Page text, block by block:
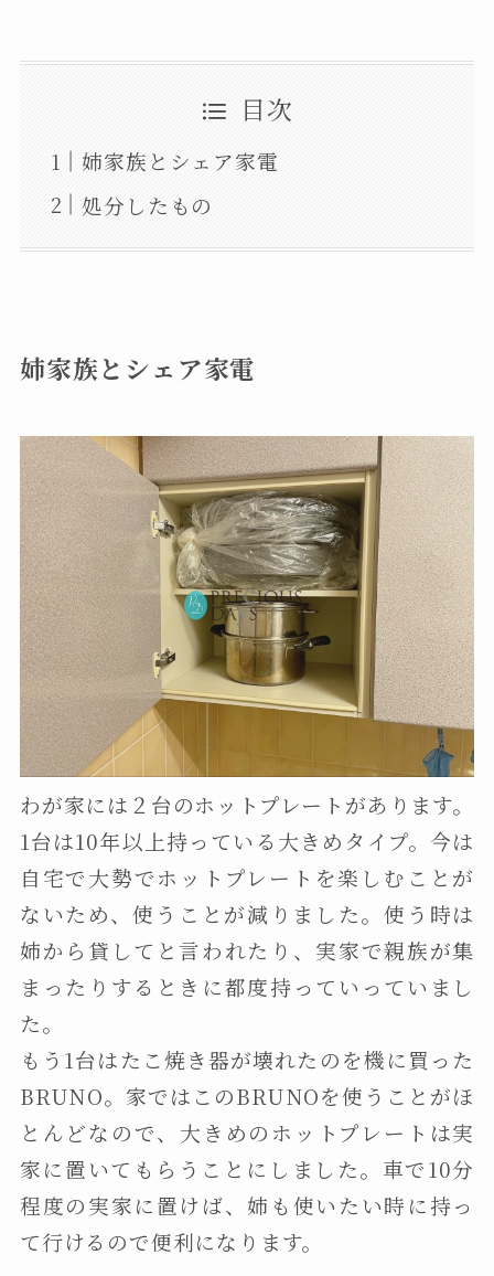
目次
姉家族とシェア家電
処分したもの
姉家族とシェア家電
わが家には２台のホットプレートがあります。
1台は10年以上持っている大きめタイプ。今は
自宅で大勢でホットプレートを楽しむことが
ないため、使うことが減りました。使う時は
姉から貸してと言われたり、実家で親族が集
まったりするときに都度持っていっていまし
た。
もう1台はたこ焼き器が壊れたのを機に買った
BRUNO。家ではこのBRUNOを使うことがほ
とんどなので、大きめのホットプレートは実
家に置いてもらうことにしました。車で10分
程度の実家に置けば、姉も使いたい時に持っ
て行けるので便利になります。